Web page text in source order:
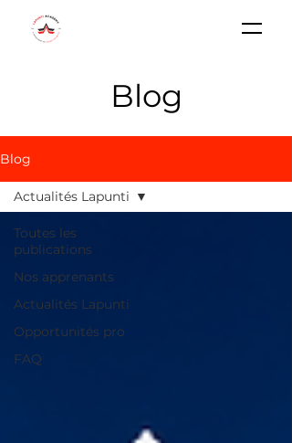
Blog
Blog
Toutes les
publications
Nos apprenants
Actualités Lapunti
Opportunités pro
FAQ
Actualités Lapunti